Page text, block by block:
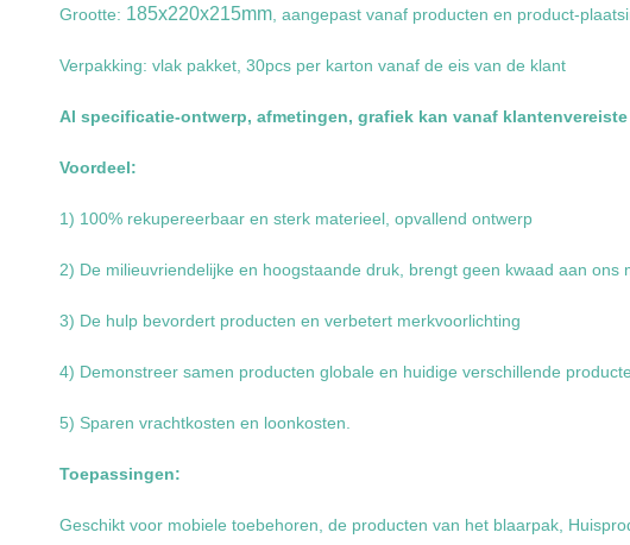
Grootte: 185x220x215mm , aangepast vanaf producten en product-
Verpakking: vlak pakket, 30pcs per karton vanaf de eis van de klant
Al specificatie-ontwerp, afmetingen, grafiek kan vanaf
Voordeel:
1) 100% rekupereerbaar en sterk materieel, opvallend ontwerp
2) De milieuvriendelijke en hoogstaande druk, brengt geen kwaad aan ons
3) De hulp bevordert producten en verbetert merkvoorlichting
4) Demonstreer samen producten globale en huidige verschillende
5) Sparen vrachtkosten en loonkosten.
Toepassingen:
Geschikt voor mobiele toebehoren, de producten van het blaarpak,